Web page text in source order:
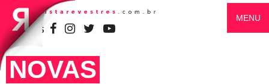
SIGA-NOS
MENU
NOVAS